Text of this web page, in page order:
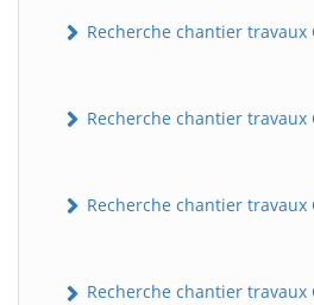
Recherche chantier travaux
Recherche chantier travaux
Recherche chantier travaux
Recherche chantier travaux